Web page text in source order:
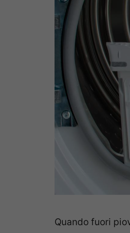
Quando fuori